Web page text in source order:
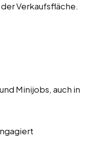
Verkaufsfläche.
Minijobs, auch in